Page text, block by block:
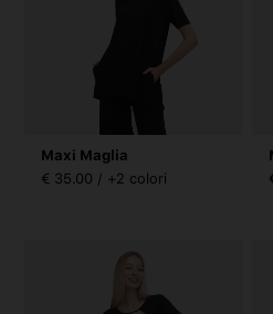
Maxi Maglia
€ 35.00 / +2 colori